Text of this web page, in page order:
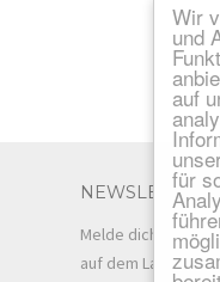
Wir
und
auf
für
NEWSLETTER
Melde dich für
auf dem Laufenden!